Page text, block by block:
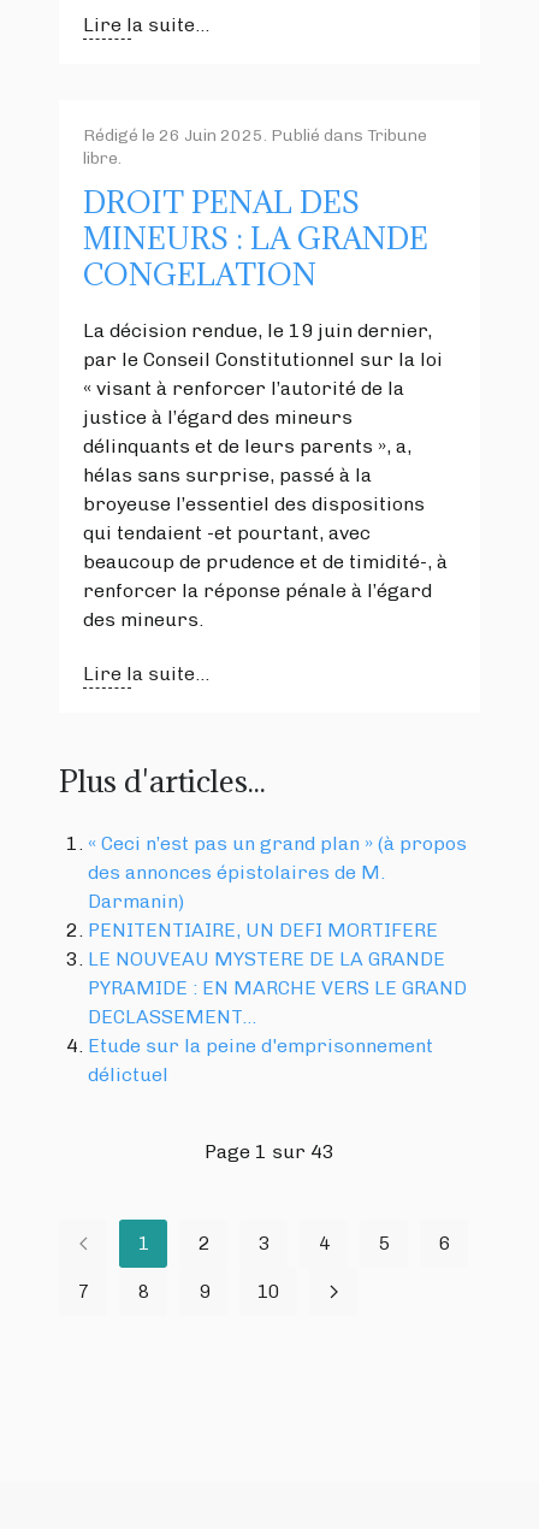
Lire la suite...
Rédigé le 26 Juin 2025. Publié dans Tribune
libre.
DROIT PENAL DES
MINEURS : LA GRANDE
CONGELATION
La décision rendue, le 19 juin dernier,
par le Conseil Constitutionnel sur la loi
« visant à renforcer l’autorité de la
justice à l’égard des mineurs
délinquants et de leurs parents », a,
hélas sans surprise, passé à la
broyeuse l’essentiel des dispositions
qui tendaient -et pourtant, avec
beaucoup de prudence et de timidité-, à
renforcer la réponse pénale à l’égard
des mineurs.
Lire la suite...
Plus d'articles...
« Ceci n’est pas un grand plan » (à propos
des annonces épistolaires de M.
Darmanin)
PENITENTIAIRE, UN DEFI MORTIFERE
LE NOUVEAU MYSTERE DE LA GRANDE
PYRAMIDE : EN MARCHE VERS LE GRAND
DECLASSEMENT…
Etude sur la peine d'emprisonnement
délictuel
Page 1 sur 43
1 2 3 4 5 6
7 8 9 10